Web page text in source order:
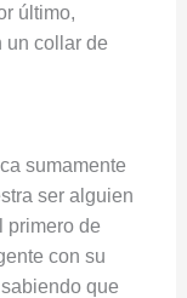
último,
un collar de
sumamente
ser alguien
primero de
con su
que